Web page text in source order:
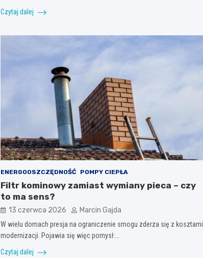
Czytaj dalej
ENERGOOSZCZĘDNOŚĆ POMPY CIEPŁA
Filtr kominowy zamiast wymiany pieca – czy
to ma sens?
13 czerwca 2026 Marcin Gajda
W wielu domach presja na ograniczenie smogu zderza się z kosztami
modernizacji. Pojawia się więc pomysł:…
Czytaj dalej